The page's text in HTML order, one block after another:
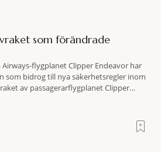
som förändrade
flygplanet Clipper Endeavor har
som bidrog till nya säkerhetsregler inom
av passagerarflygplanet Clipper
hjälp